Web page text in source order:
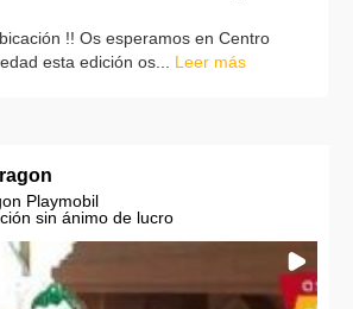
!! Os esperamos en Centro
esta edición os... Leer más
Playmobil
sin ánimo de lucro